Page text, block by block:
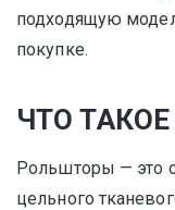
подходящую
покупке.
ЧТО
Рольшторы — это
цельного